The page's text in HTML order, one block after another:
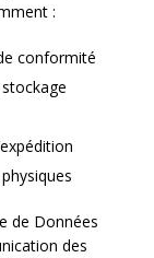
:
conformité
de Données
des